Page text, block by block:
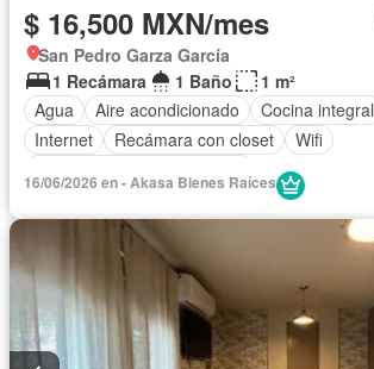
$ 16,500 MXN/mes
San Pedro Garza García
1 Recámara
1 Baño
1 m²
Agua
Aire acondicionado Cocina integral
Internet
Recámara con closet
Wifi
16/06/2026 en - Akasa Bienes Raíces